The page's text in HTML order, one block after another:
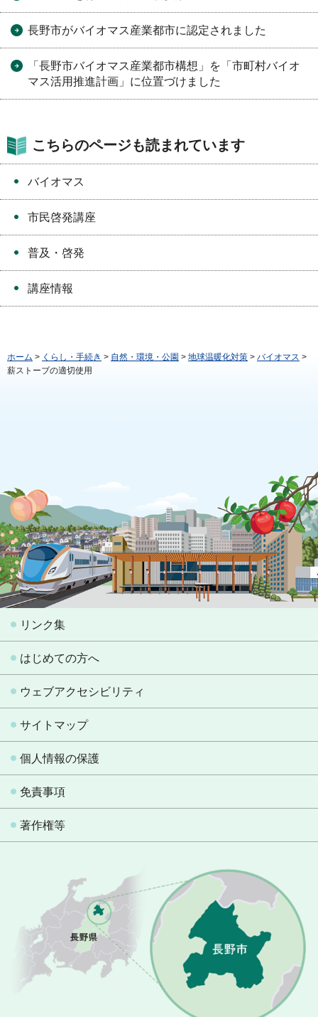
長野市がバイオマス産業都市に認定されました
「長野市バイオマス産業都市構想」を「市町村バイオ
マス活用推進計画」に位置づけました
こちらのページも読まれています
バイオマス
市民啓発講座
普及・啓発
講座情報
ホーム > くらし・手続き > 自然・環境・公園 > 地球温暖化対策 > バイオマス >
薪ストーブの適切使用
リンク集
はじめての方へ
ウェブアクセシビリティ
サイトマップ
個人情報の保護
免責事項
著作権等